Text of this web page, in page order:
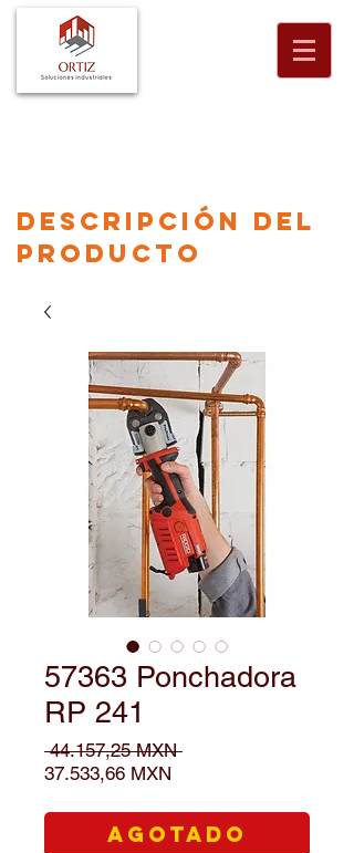
descripción
del
producto
57363 Ponchadora
RP 241
44.157,25 MXN Precio
37.533,66 MXN
oferta
Agotado